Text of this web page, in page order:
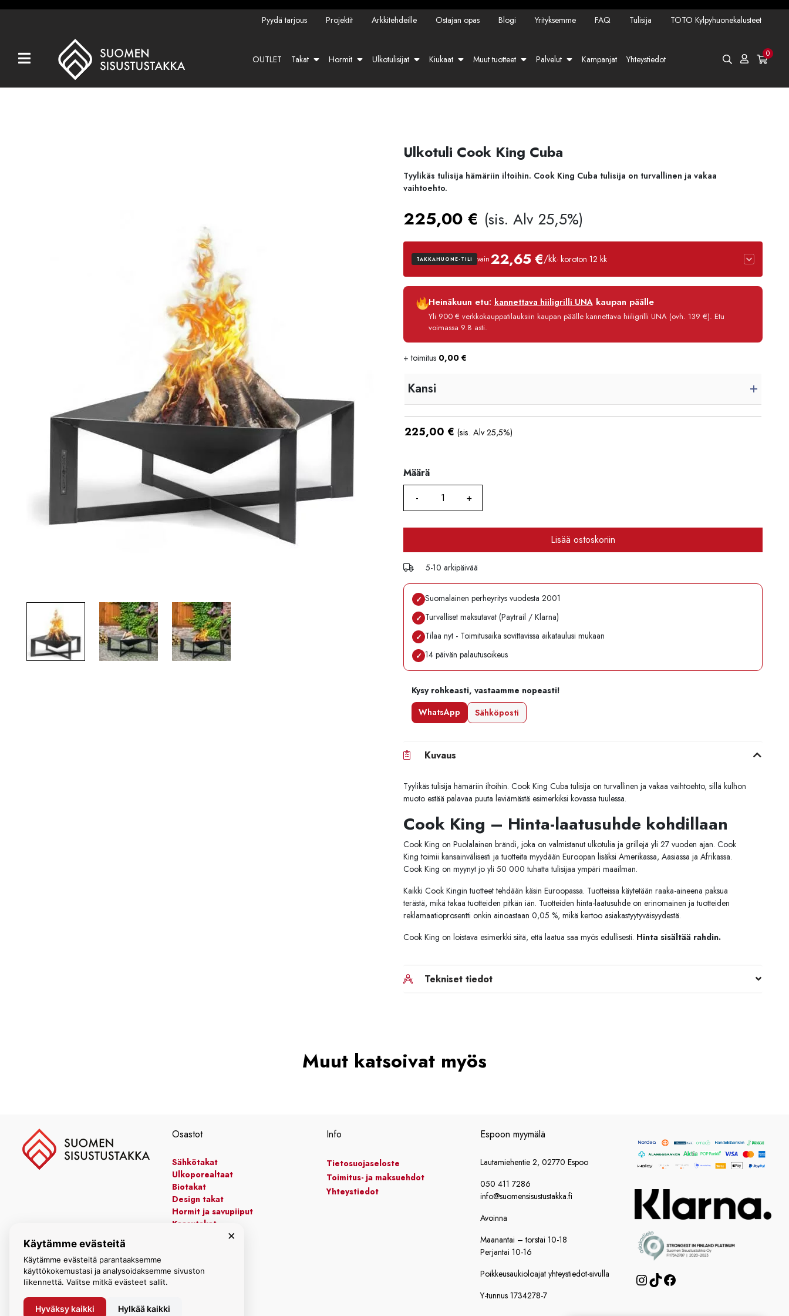
Kaikki tuotteet
Ostajan opas
Yrityksemme
Pyydä tarjous Projektit Arkkitehdeille Ostajan opas Blogi Yrityksemme FAQ Tulisija TOTO Kylpyhuonekalusteet
OUTLET Takat Hormit Ulkotulisijat Kiukaat Muut tuotteet Palvelut Kampanjat Yhteystiedot 0
Ulkotuli Cook King Cuba
Tyylikäs tulisija hämäriin iltoihin. Cook King Cuba tulisija on turvallinen ja vakaa
vaihtoehto.
225,00 € (sis. Alv 25,5%)
TAKKAHUONE-TILI vain22,65 €/kk· koroton 12 kk
Luottoaika
Korko
Käsittelymaksu
Heinäkuun etu: kannettava hiiligrilli UNAkaupan päälle
Yli 900 € verkkokauppatilauksiin kaupan päälle kannettava hiiligrilli UNA (ovh. 139 €). Etu
voimassa 9.8 asti.
+ toimitus 0,00 €
Kansi
225,00 € (sis. Alv 25,5%)
Määrä
Määrä
Lisää ostoskoriin
5-10 arkipäivää
✓ Suomalainen perheyritys vuodesta 2001
✓ Turvalliset maksutavat (Paytrail / Klarna)
✓ Tilaa nyt - Toimitusaika sovittavissa aikataulusi mukaan
✓ 14 päivän palautusoikeus
Kysy rohkeasti, vastaamme nopeasti!
WhatsApp
Sähköposti
Kuvaus
Tyylikäs tulisija hämäriin iltoihin. Cook King Cuba tulisija on turvallinen ja vakaa vaihtoehto, sillä kulhon
muoto estää palavaa puuta leviämästä esimerkiksi kovassa tuulessa.
Cook King – Hinta-laatusuhde kohdillaan
Cook King on Puolalainen brändi, joka on valmistanut ulkotulia ja grillejä yli 27 vuoden ajan. Cook
King toimii kansainvälisesti ja tuotteita myydään Euroopan lisäksi Amerikassa, Aasiassa ja Afrikassa.
Cook King on myynyt jo yli 50 000 tuhatta tulisijaa ympäri maailman.
Kaikki Cook Kingin tuotteet tehdään käsin Euroopassa. Tuotteissa käytetään raaka-aineena paksua
terästä, mikä takaa tuotteiden pitkän iän. Tuotteiden hinta-laatusuhde on erinomainen ja tuotteiden
reklamaatioprosentti onkin ainoastaan 0,05 %, mikä kertoo asiakastyytyväisyydestä.
Cook King on loistava esimerkki siitä, että laatua saa myös edullisesti. Hinta sisältää rahdin.
Tekniset tiedot
Muut katsoivat myös
Osastot
Sähkötakat
Ulkoporealtaat
Biotakat
Design takat
Hormit ja savupiiput
Kaasutakat
Kiertoilmatakat
Info
Tietosuojaseloste
Toimitus- ja maksuehdot
Yhteystiedot
Espoon myymälä
Lautamiehentie 2, 02770 Espoo
050 411 7286
info@suomensisustustakka.fi
Avoinna
Maanantai – torstai 10-18
Perjantai 10-16
Poikkeusaukioloajat yhteystiedot-sivulla
Y-tunnus 1734278-7
Instagram
TikTok
×
Käytämme evästeitä
Käytämme evästeitä parantaaksemme
käyttökokemustasi ja analysoidaksemme sivuston
liikennettä. Valitse mitkä evästeet sallit.
Hyväksy kaikki Hylkää kaikki